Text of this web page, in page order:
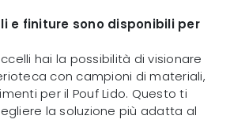
e finiture sono disponibili per
hai la possibilità di visionare
con campioni di materiali,
per il Pouf Lido. Questo ti
la soluzione più adatta al